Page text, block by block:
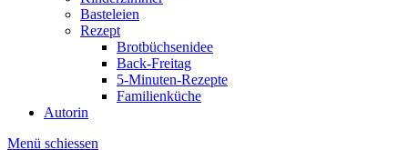
Basteleien
Rezept
Brotbüchsenidee
Back-Freitag
5-Minuten-Rezepte
Familienküche
Autorin
Menü schiessen